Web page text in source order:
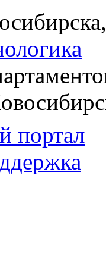
портал